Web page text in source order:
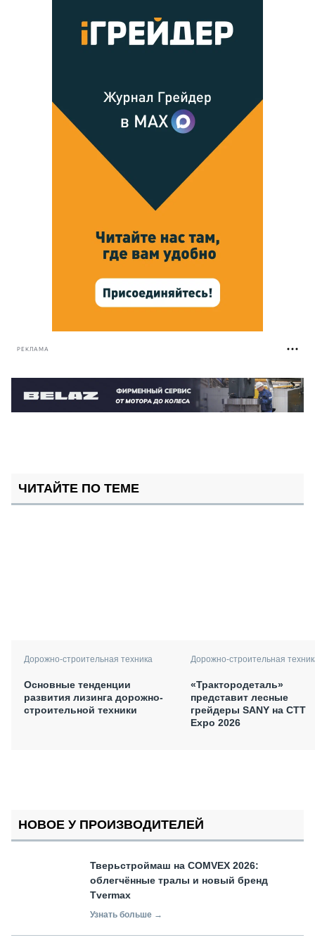
РЕКЛАМА
ЧИТАЙТЕ ПО ТЕМЕ
Дорожно-строительная техника
Основные тенденции
развития лизинга дорожно-
строительной техники
Дорожно-строительная
«Трактородеталь»
представит лесные
грейдеры SANY на СТТ
Expo 2026
НОВОЕ У ПРОИЗВОДИТЕЛЕЙ
Тверьстроймаш на COMVEX 2026:
облегчённые тралы и новый бренд
Tvermax
Узнать больше →